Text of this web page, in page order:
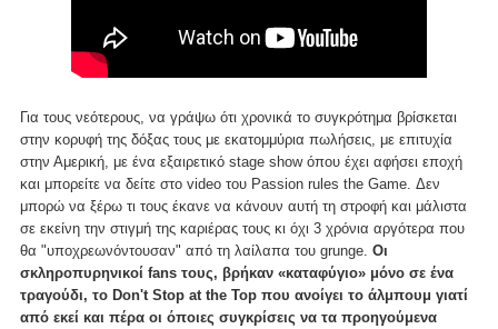
Για τους νεότερους, να γράψω ότι χρονικά το συγκρότημα βρίσκεται
στην κορυφή της δόξας τους με εκατομμύρια πωλήσεις, με επιτυχία
στην Αμερική, με ένα εξαιρετικό stage show όπου έχει αφήσει εποχή
και μπορείτε να δείτε στο video του Passion rules the Game. Δεν
μπορώ να ξέρω τι τους έκανε να κάνουν αυτή τη στροφή και μάλιστα
σε εκείνη την στιγμή της καριέρας τους κι όχι 3 χρόνια αργότερα που
θα "υποχρεωνόντουσαν" από τη λαίλαπα του grunge. Οι
σκληροπυρηνικοί fans τους, βρήκαν «καταφύγιο» μόνο σε ένα
τραγούδι, το Don't Stop at the Top που ανοίγει το άλμπουμ γιατί
από εκεί και πέρα οι όποιες συγκρίσεις να τα προηγούμενα